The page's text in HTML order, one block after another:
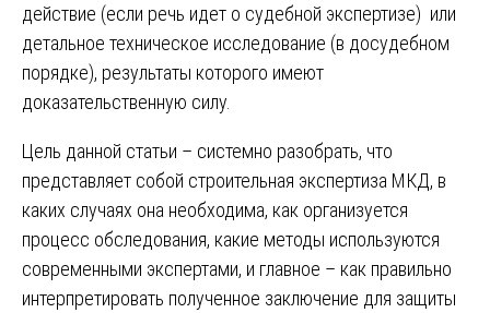
действие (если речь идет о судебной экспертизе) или
детальное техническое исследование (в досудебном
порядке), результаты которого имеют
доказательственную силу.
Цель данной статьи – системно разобрать, что
представляет собой строительная экспертиза МКД, в
каких случаях она необходима, как организуется
процесс обследования, какие методы используются
современными экспертами, и главное – как правильно
интерпретировать полученное заключение для защиты